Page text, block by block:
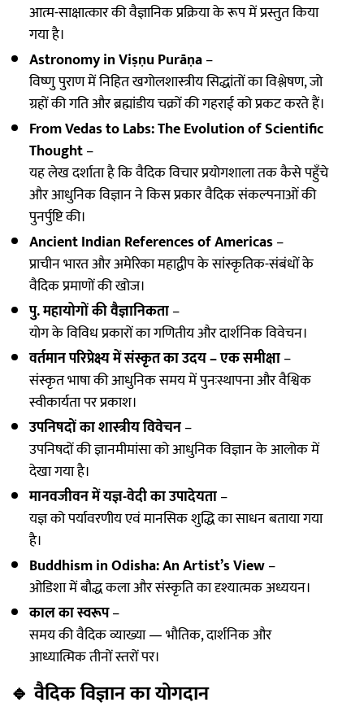
आत्म-साक्षात्कार की वैज्ञानिक प्रक्रिया के रूप में प्रस्तुत किया
गया है।
Astronomy in Viṣṇu Purāṇa–
विष्णु पुराण में निहित खगोलशास्त्रीय सिद्धांतों का विश्लेषण, जो
ग्रहों की गति और ब्रह्मांडीय चक्रों की गहराई को प्रकट करते हैं।
From Vedas to Labs: The Evolution of Scientific
Thought–
यह लेख दर्शाता है कि वैदिक विचार प्रयोगशाला तक कैसे पहुँचे
और आधुनिक विज्ञान ने किस प्रकार वैदिक संकल्पनाओं की
पुनर्पुष्टि की।
Ancient Indian References of Americas–
प्राचीन भारत और अमेरिका महाद्वीप के सांस्कृतिक-संबंधों के
वैदिक प्रमाणों की खोज।
पु. महायोगों की वैज्ञानिकता–
योग के विविध प्रकारों का गणितीय और दार्शनिक विवेचन।
वर्तमान परिप्रेक्ष्य में संस्कृत का उदय – एक समीक्षा–
संस्कृत भाषा की आधुनिक समय में पुनःस्थापना और वैश्विक
स्वीकार्यता पर प्रकाश।
उपनिषदों का शास्त्रीय विवेचन–
उपनिषदों की ज्ञानमीमांसा को आधुनिक विज्ञान के आलोक में
देखा गया है।
मानवजीवन में यज्ञ-वेदी का उपादेयता–
यज्ञ को पर्यावरणीय एवं मानसिक शुद्धि का साधन बताया गया
है।
Buddhism in Odisha: An Artist’s View–
ओडिशा में बौद्ध कला और संस्कृति का दृश्यात्मक अध्ययन।
काल का स्वरूप–
समय की वैदिक व्याख्या — भौतिक, दार्शनिक और
आध्यात्मिक तीनों स्तरों पर।
🔹वैदिक विज्ञान का योगदान